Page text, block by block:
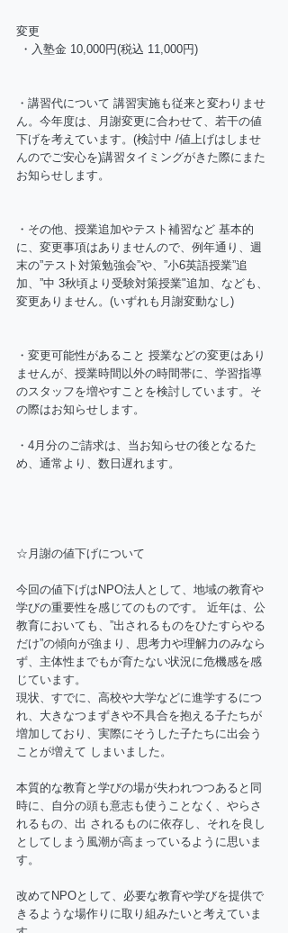
変更
・入塾金 10,000円(税込 11,000円)
・講習代について 講習実施も従来と変わりませ
ん。今年度は、月謝変更に合わせて、若干の値
下げを考えています。(検討中 /値上げはしませ
んのでご安心を)講習タイミングがきた際にまた
お知らせします。
・その他、授業追加やテスト補習など 基本的
に、変更事項はありませんので、例年通り、週
末の”テスト対策勉強会”や、”小6英語授業”追
加、”中 3秋頃より受験対策授業"追加、なども、
変更ありません。(いずれも月謝変動なし)
・変更可能性があること 授業などの変更はあり
ませんが、授業時間以外の時間帯に、学習指導
のスタッフを増やすことを検討しています。そ
の際はお知らせします。
・4月分のご請求は、当お知らせの後となるた
め、通常より、数日遅れます。
☆月謝の値下げについて
今回の値下げはNPO法人として、地域の教育や
学びの重要性を感じてのものです。 近年は、公
教育においても、”出されるものをひたすらやる
だけ”の傾向が強まり、思考力や理解力のみなら
ず、主体性までもが育たない状況に危機感を感
じています。
現状、すでに、高校や大学などに進学するにつ
れ、大きなつまずきや不具合を抱える子たちが
増加しており、実際にそうした子たちに出会う
ことが増えて しまいました。
本質的な教育と学びの場が失われつつあると同
時に、自分の頭も意志も使うことなく、やらさ
れるもの、出 されるものに依存し、それを良し
としてしまう風潮が高まっているように思いま
す。
改めてNPOとして、必要な教育や学びを提供で
きるような場作りに取り組みたいと考えていま